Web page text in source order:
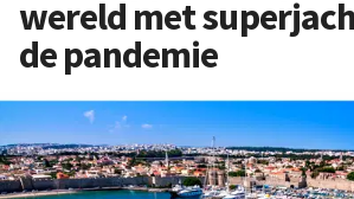
wereld met
de pandemie